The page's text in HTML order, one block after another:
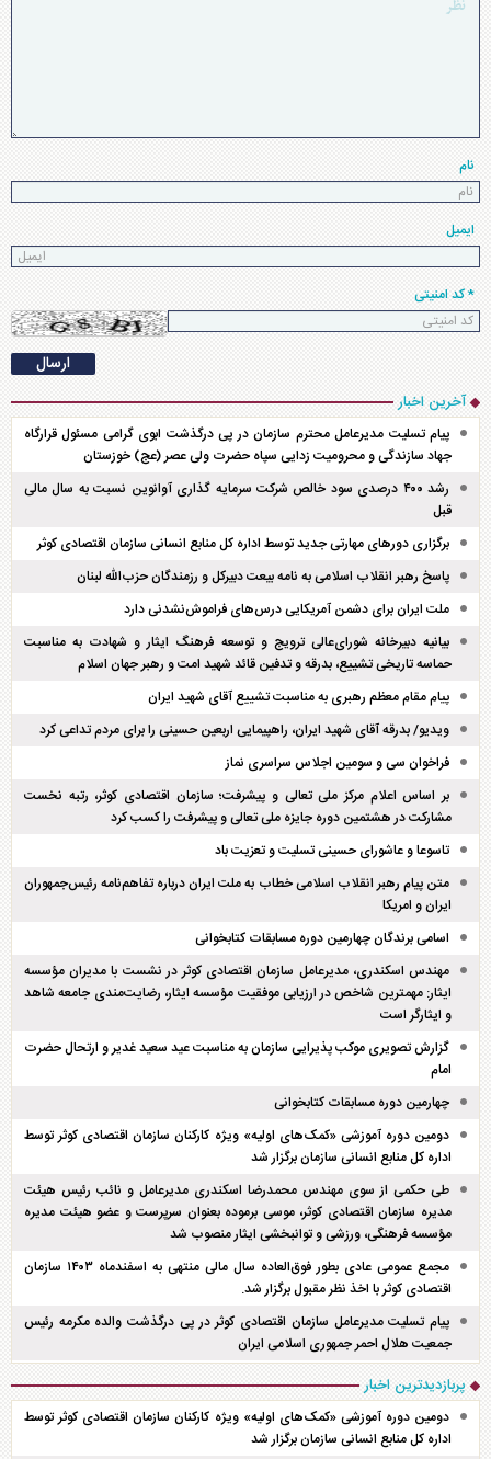
نام
ایمیل
* کد امنیتی
آخرین اخبار
پیام تسلیت مدیرعامل محترم سازمان در پی درگذشت ابوی گرامی مسئول قرارگاه
جهاد سازندگی و محرومیت زدایی سپاه حضرت ولی عصر (عج) خوزستان
رشد ۴۰۰ درصدی سود خالص شرکت سرمایه گذاری آوانوین نسبت به سال مالی
قبل
برگزاری دور‌های مهارتی جدید توسط اداره کل منابع انسانی سازمان اقتصادی کوثر
پاسخ رهبر انقلاب اسلامی به نامه بیعت دبیرکل و رزمندگان حزب‌الله لبنان
ملت ایران برای دشمن آمریکایی درس‌های فراموش‌نشدنی دارد
بیانیه دبیرخانه شورای‌عالی ترویج و توسعه فرهنگ ایثار و شهادت به مناسبت
حماسه تاریخی تشییع، بدرقه و تدفین قائد شهید امت و رهبر جهان اسلام
پیام مقام معظم رهبری به مناسبت تشییع آقای شهید ایران
ویدیو/ بدرقه آقای شهید ایران، راهپیمایی اربعین حسینی را برای مردم تداعی کرد
فراخوان سی و سومین اجلاس سراسری نماز
بر اساس اعلام مرکز ملی تعالی و پیشرفت؛ سازمان اقتصادی کوثر، رتبه نخست
مشارکت در هشتمین دوره جایزه ملی تعالی و پیشرفت را کسب کرد
تاسوعا و عاشورای حسینی تسلیت و تعزیت باد
متن پیام رهبر انقلاب اسلامی خطاب به ملت ایران درباره تفاهم‌نامه رئیس‌جمهوران
ایران و امریکا
اسامی برندگان چهارمین دوره مسابقات کتابخوانی
مهندس اسکندری، مدیرعامل سازمان اقتصادی کوثر در نشست با مدیران مؤسسه
ایثار: مهمترین شاخص در ارزیابی موفقیت مؤسسه ایثار، رضایت‌مندی جامعه شاهد
و ایثارگر است
گزارش تصویری موکب پذیرایی سازمان به مناسبت عید سعید غدیر و ارتحال حضرت
امام
چهارمین دوره مسابقات کتابخوانی
دومین دوره آموزشی «کمک‌های اولیه» ویژه کارکنان سازمان اقتصادی کوثر توسط
اداره کل منابع انسانی سازمان برگزار شد
طی حکمی از سوی مهندس محمدرضا اسکندری مدیرعامل و نائب رئیس هیئت
مدیره سازمان اقتصادی کوثر، موسی برموده بعنوان سرپرست و عضو هیئت مدیره
مؤسسه فرهنگی، ورزشی و توانبخشی ایثار منصوب شد
مجمع عمومی عادی بطور فوق‌العاده سال مالی منتهی به اسفند‌ماه ۱۴۰۳ سازمان
اقتصادی کوثر با اخذ نظر مقبول برگزار شد.
پیام تسلیت مدیرعامل سازمان اقتصادی کوثر در پی درگذشت والده مکرمه رئیس
جمعیت هلال احمر جمهوری اسلامی ایران
پربازدیدترین اخبار
دومین دوره آموزشی «کمک‌های اولیه» ویژه کارکنان سازمان اقتصادی کوثر توسط
اداره کل منابع انسانی سازمان برگزار شد